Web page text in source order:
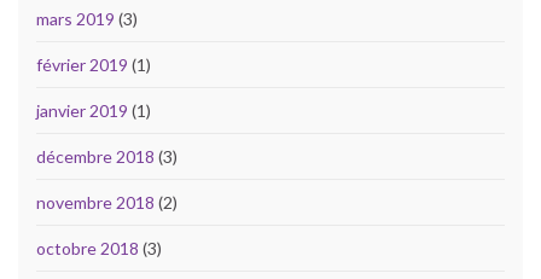
mars 2019 (3)
février 2019 (1)
janvier 2019 (1)
décembre 2018 (3)
novembre 2018 (2)
octobre 2018 (3)